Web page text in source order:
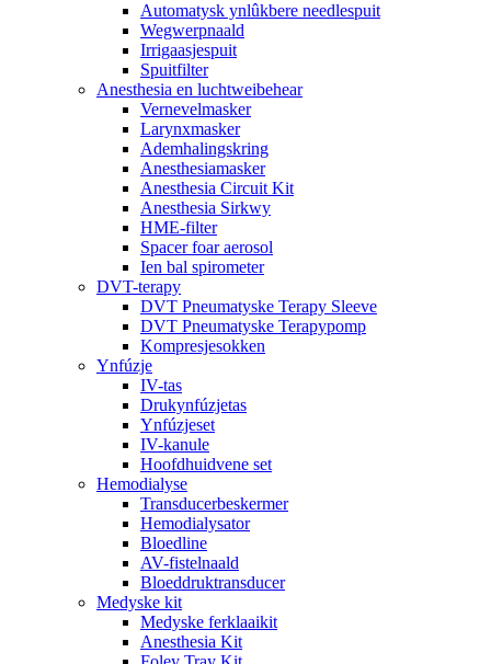
Automatysk ynlûkbere needlespuit
Wegwerpnaald
Irrigaasjespuit
Spuitfilter
Anesthesia en luchtweibehear
Vernevelmasker
Larynxmasker
Ademhalingskring
Anesthesiamasker
Anesthesia Circuit Kit
Anesthesia Sirkwy
HME-filter
Spacer foar aerosol
Ien bal spirometer
DVT-terapy
DVT Pneumatyske Terapy Sleeve
DVT Pneumatyske Terapypomp
Kompresjesokken
Ynfúzje
IV-tas
Drukynfúzjetas
Ynfúzjeset
IV-kanule
Hoofdhuidvene set
Hemodialyse
Transducerbeskermer
Hemodialysator
Bloedline
AV-fistelnaald
Bloeddruktransducer
Medyske kit
Medyske ferklaaikit
Anesthesia Kit